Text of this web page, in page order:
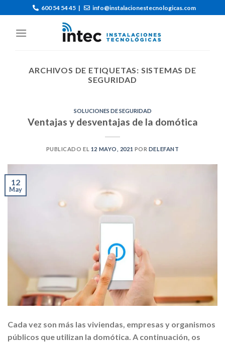
600 54 54 45 | info@instalacionestecnologicas.com
ARCHIVOS DE ETIQUETAS: SISTEMAS DE
SEGURIDAD
SOLUCIONES DE SEGURIDAD
Ventajas y desventajas de la domótica
PUBLICADO EL 12 MAYO, 2021 POR DELEFANT
12
May
Cada vez son más las viviendas, empresas y organismos
públicos que utilizan la domótica. A continuación, os